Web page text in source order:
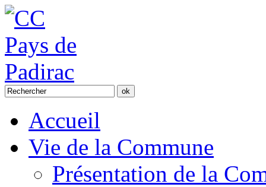
Accueil
Vie de la Commune
Présentation de la